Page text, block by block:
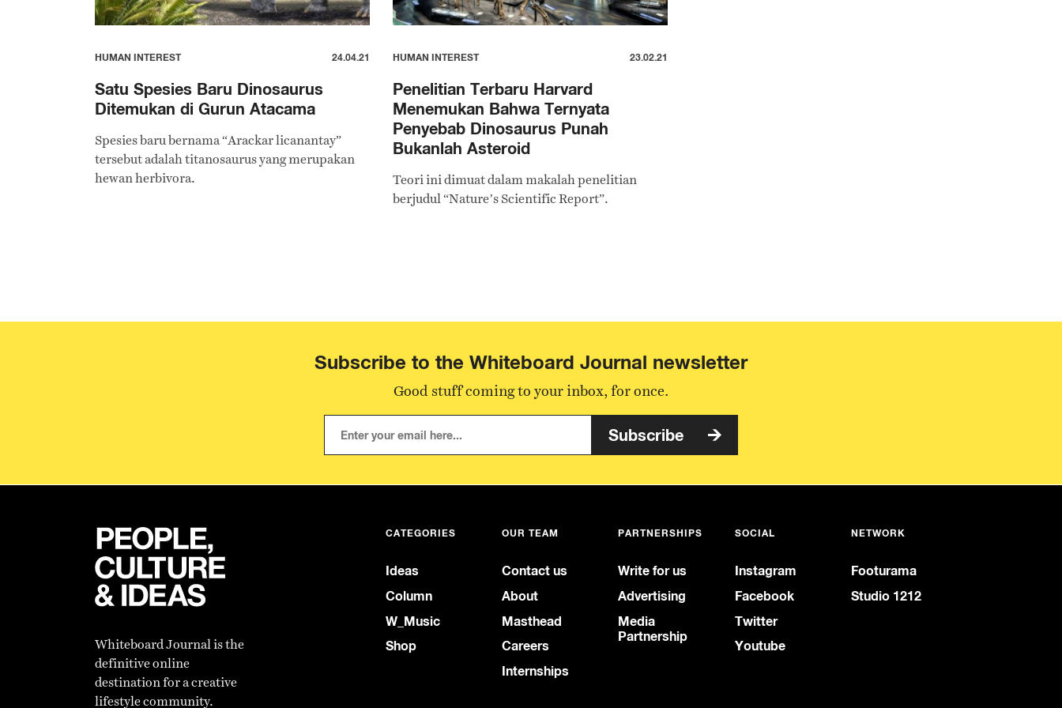
HUMAN INTEREST 24.04.21
Satu Spesies Baru Dinosaurus
Ditemukan di Gurun Atacama
Spesies baru bernama “Arackar licanantay”
tersebut adalah titanosaurus yang merupakan
hewan herbivora.
HUMAN INTEREST 23.02.21
Penelitian Terbaru Harvard
Menemukan Bahwa Ternyata
Penyebab Dinosaurus Punah
Bukanlah Asteroid
Teori ini dimuat dalam makalah penelitian
berjudul “Nature’s Scientific Report”.
Subscribe to the Whiteboard Journal newsletter
Good stuff coming to your inbox, for once.
Subscribe
Whiteboard Journal is the
definitive online
destination for a creative
lifestyle community.
CATEGORIES
Ideas
Column
W_Music
Shop
OUR TEAM
Contact us
About
Masthead
Careers
Internships
PARTNERSHIPS
Write for us
Advertising
Media
Partnership
SOCIAL
Instagram
Facebook
Twitter
Youtube
NETWORK
Footurama
Studio 1212